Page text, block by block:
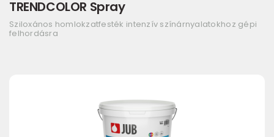
TRENDCOLOR Spray
Sziloxános homlokzatfesték intenzív színárnyalatokhoz gépi
felhordásra